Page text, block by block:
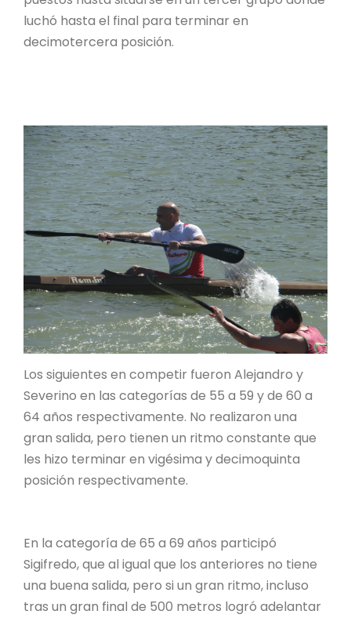
luchó hasta el final para terminar en
decimotercera posición.
Los siguientes en competir fueron Alejandro y
Severino en las categorías de 55 a 59 y de 60 a
64 años respectivamente. No realizaron una
gran salida, pero tienen un ritmo constante que
les hizo terminar en vigésima y decimoquinta
posición respectivamente.
En la categoría de 65 a 69 años participó
Sigifredo, que al igual que los anteriores no tiene
una buena salida, pero si un gran ritmo, incluso
tras un gran final de 500 metros logró adelantar